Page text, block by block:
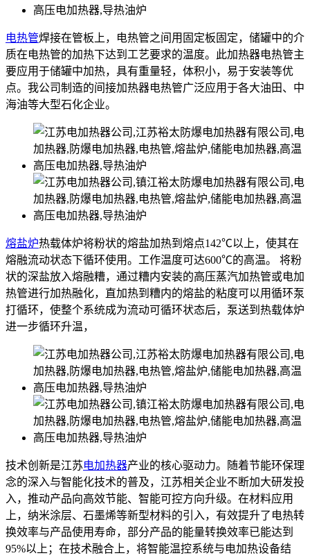
电热管焊接在管板上，电热管之间用固定板固定，储罐中的介
质在电热管的加热下达到工艺要求的温度。此加热器电热管主
要应用于储罐中加热，具有重量轻，体积小，易于安装等优
点。我公司制造的间接加热器电热管广泛应用于各大油田、中
海油等大型石化企业。
熔盐炉热载体炉将粉状的熔盐加热到熔点142℃以上，使其在
熔融流动状态下循环使用。工作温度可达600℃的高温。 将粉
状的深盐放入熔融糟，通过糟内安装的高压蒸汽加热管或电加
热管进行加热融化，直加热到糟内的熔盐的粘度可以用循环泵
打循环，使整个系统成为流动可循环状态后，泵送到热载体炉
进一步循环升温，
技术创新是江苏电加热器产业的核心驱动力。随着节能环保理
念的深入与智能化技术的普及，江苏相关企业不断加大研发投
入，推动产品向高效节能、智能可控方向升级。在材料应用
上，纳米涂层、石墨烯等新型材料的引入，有效提升了电热转
换效率与产品使用寿命，部分产品的能量转换效率已能达到
95%以上；在技术融合上，将智能温控系统与电加热设备结